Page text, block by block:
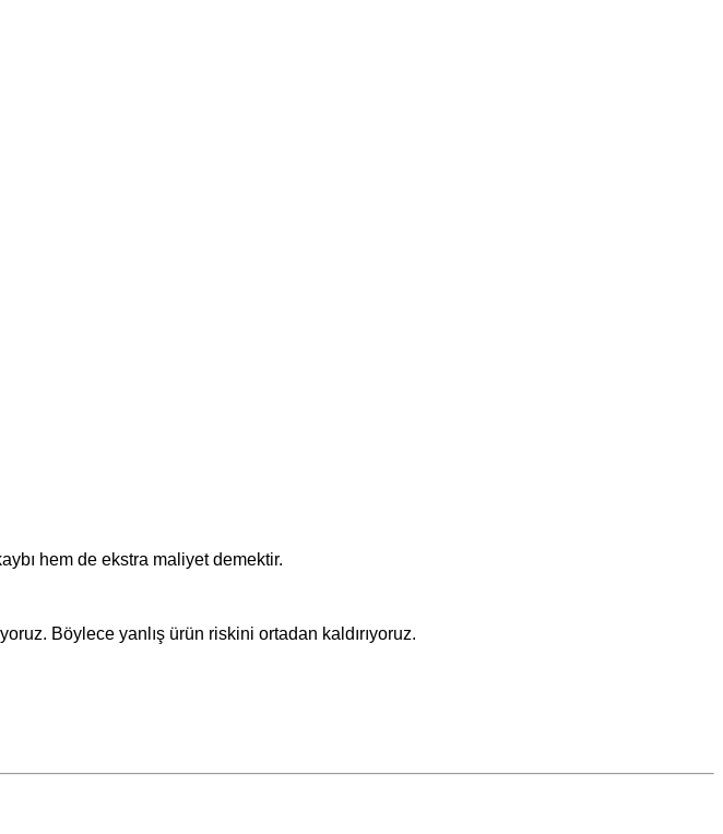
hem de ekstra maliyet demektir.
Böylece yanlış ürün riskini ortadan kaldırıyoruz.